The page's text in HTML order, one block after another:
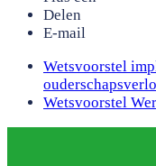
Delen
E-mail
previous
post:
Wetsvoorstel
next
Wetsvoorstel